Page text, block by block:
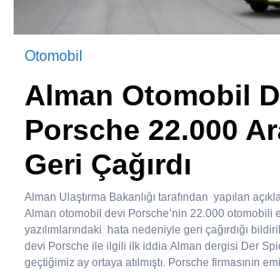
Otomobil
Alman Otomobil
Porsche 22.000
Geri Çağırdı
Alman Ulaştırma Bakanlığı tarafından yapılan
Alman otomobil devi Porsche’nin 22.000 otomobili
yazılımlarındaki hata nedeniyle geri çağırdığı
devi Porsche ile ilgili ilk iddia Alman dergisi Der
geçtiğimiz ay ortaya atılmıştı. Porsche firmasının